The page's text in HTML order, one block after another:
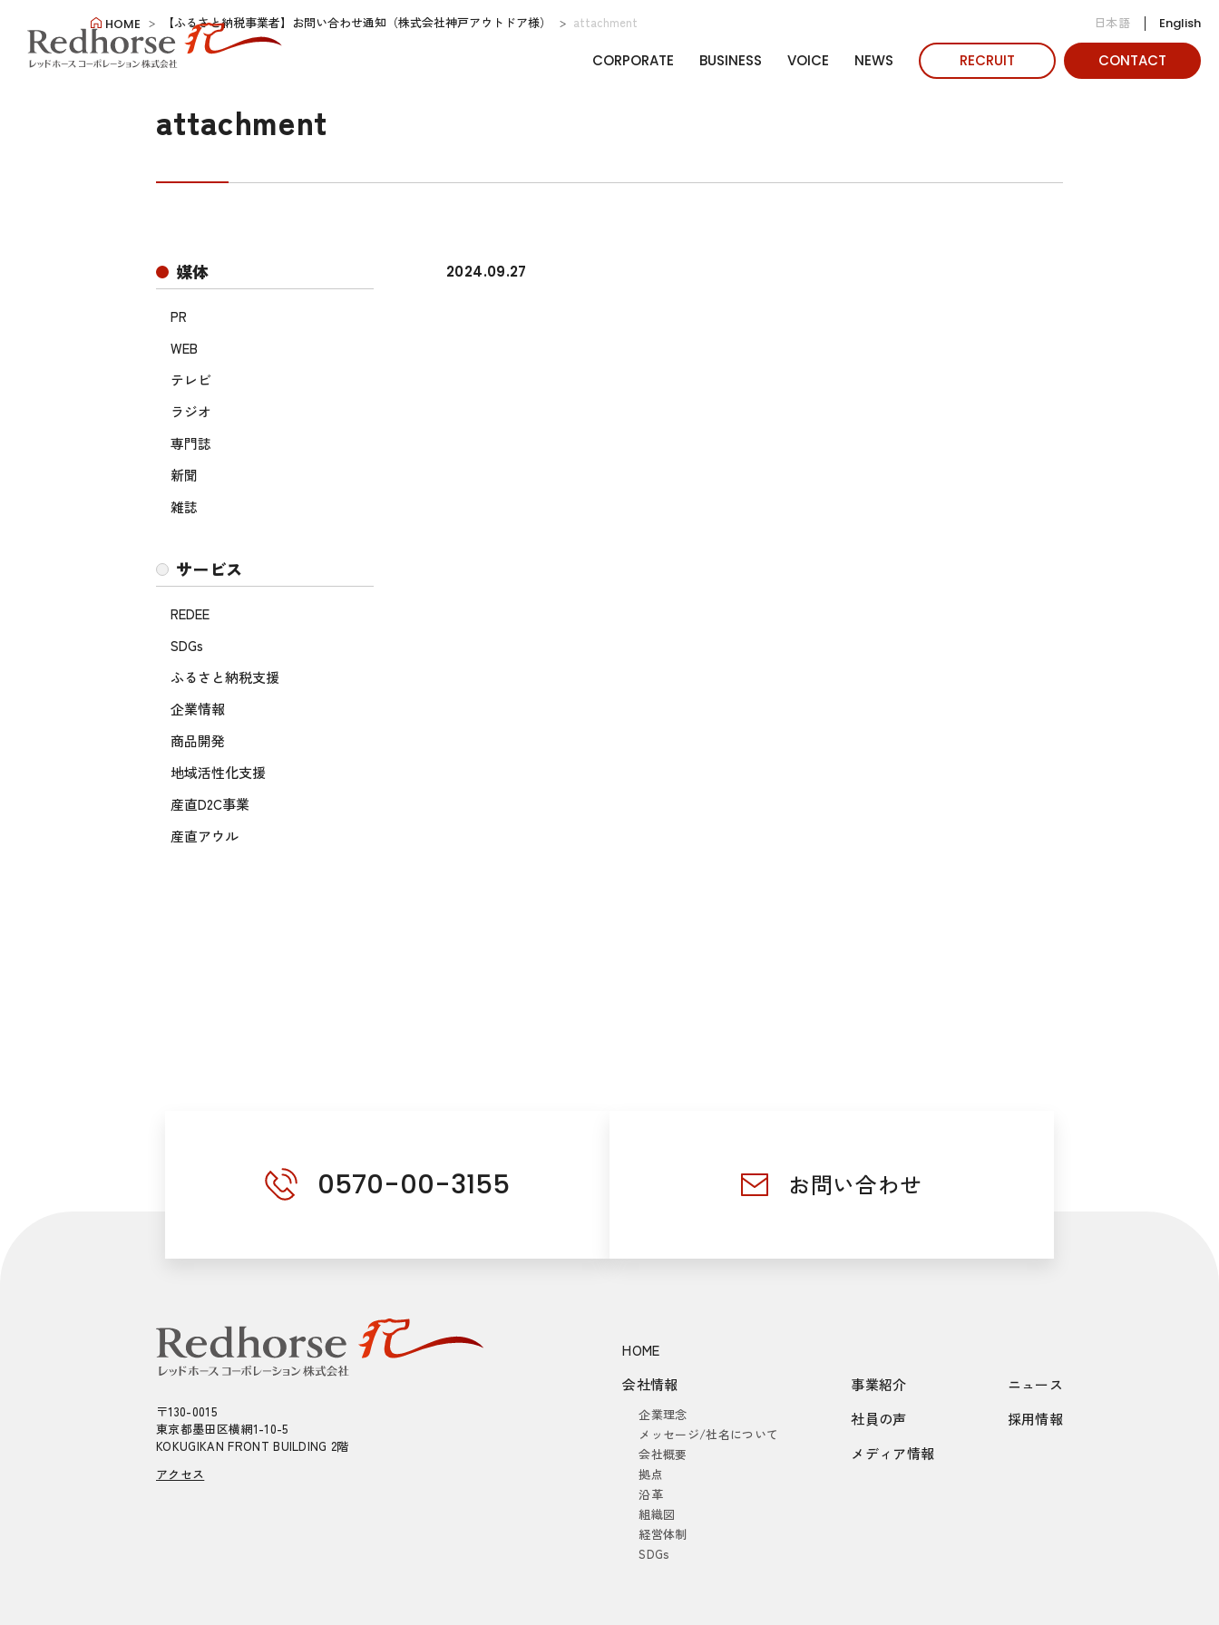
日本語 English
CORPORATE BUSINESS VOICE NEWS RECRUIT CONTACT
HOME 【ふるさと納税事業者】お問い合わせ通知（株式会社神戸アウトドア様） attachment
attachment
媒体
PR
WEB
テレビ
ラジオ
専門誌
新聞
雑誌
サービス
REDEE
SDGs
ふるさと納税支援
企業情報
商品開発
地域活性化支援
産直D2C事業
産直アウル
2024.09.27
0570-00-3155 お問い合わせ
〒130-0015
東京都墨田区横網1-10-5
KOKUGIKAN FRONT BUILDING 2階
アクセス
HOME
会社情報
企業理念
メッセージ/社名について
会社概要
拠点
沿革
組織図
経営体制
SDGs
事業紹介
社員の声
メディア情報
ニュース
採用情報